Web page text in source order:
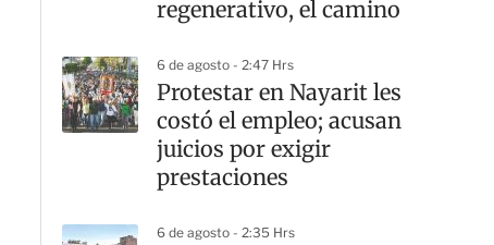
regenerativo, el camino
6 de agosto - 2:47 Hrs
Protestar en Nayarit les
costó el empleo; acusan
juicios por exigir
prestaciones
6 de agosto - 2:35 Hrs